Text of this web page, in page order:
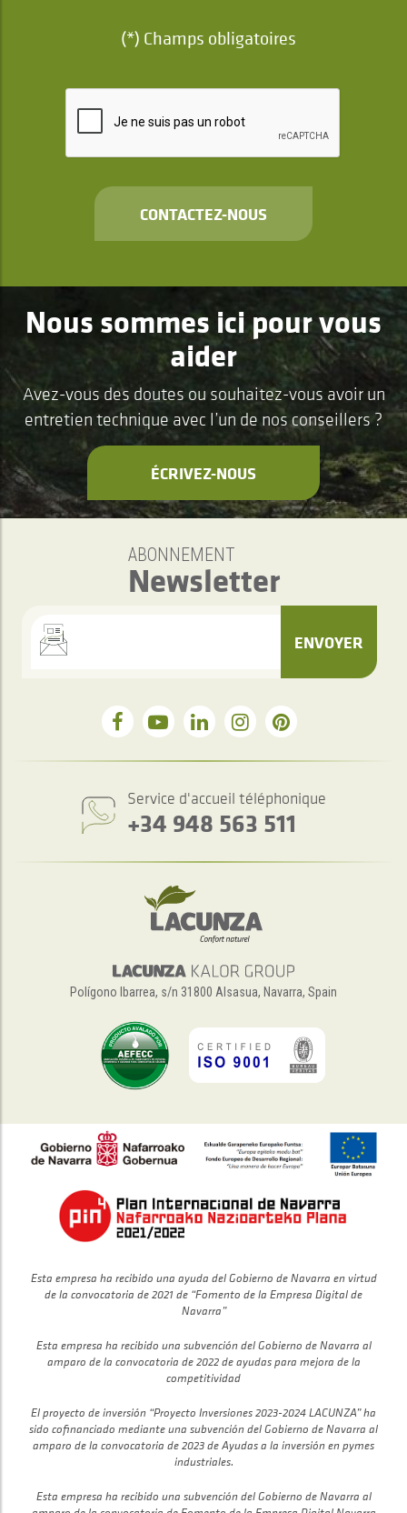
(*) Champs obligatoires
CONTACTEZ-NOUS
Nous sommes ici pour vous
aider
Avez-vous des doutes ou souhaitez-vous avoir un
entretien technique avec l’un de nos conseillers ?
ÉCRIVEZ-NOUS
ABONNEMENT
Newsletter
ENVOYER
Service d'accueil téléphonique
+34 948 563 511
Polígono Ibarrea, s/n 31800 Alsasua, Navarra, Spain
Esta empresa ha recibido una ayuda del Gobierno de Navarra en virtud
de la convocatoria de 2021 de “Fomento de la Empresa Digital de
Navarra”
Esta empresa ha recibido una subvención del Gobierno de Navarra al
amparo de la convocatoria de 2022 de ayudas para mejora de la
competitividad
El proyecto de inversión “Proyecto Inversiones 2023-2024 LACUNZA” ha
sido cofinanciado mediante una subvención del Gobierno de Navarra al
amparo de la convocatoria de 2023 de Ayudas a la inversión en pymes
industriales.
Esta empresa ha recibido una subvención del Gobierno de Navarra al